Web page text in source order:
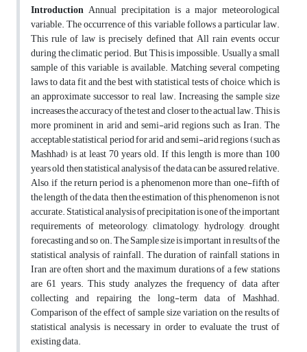
Introduction Annual precipitation is a major meteorological
variable. The occurrence of this variable follows a particular law.
This rule of law is precisely defined that All rain events occur
during the climatic period. But This is impossible. Usually a small
sample of this variable is available. Matching several competing
laws to data fit and the best with statistical tests of choice, which is
an approximate successor to real law. Increasing the sample size
increases the accuracy of the test and closer to the actual law. This is
more prominent in arid and semi-arid regions such as Iran. The
acceptable statistical period for arid and semi-arid regions (such as
Mashhad) is at least 70 years old. If this length is more than 100
years old then statistical analysis of the data can be assured relative.
Also, if the return period is a phenomenon more than one-fifth of
the length of the data, then the estimation of this phenomenon is not
accurate. Statistical analysis of precipitation is one of the important
requirements of meteorology, climatology, hydrology, drought
forecasting and so on. The Sample size is important in results of the
statistical analysis of rainfall. The duration of rainfall stations in
Iran are often short and the maximum durations of a few stations
are 61 years. This study analyzes the frequency of data after
collecting and repairing the long-term data of Mashhad.
Comparison of the effect of sample size variation on the results of
statistical analysis is necessary in order to evaluate the trust of
existing data.